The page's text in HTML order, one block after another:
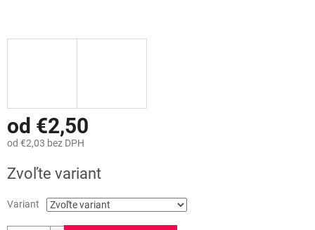
od €2,50
od €2,03 bez DPH
cena:
Zvoľte variant
Variant